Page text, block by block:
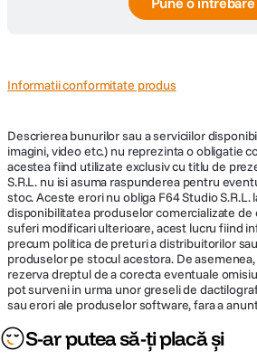
Informatii conformitate produs
Descrierea bunurilor sau a serviciilor
imagini, video etc.) nu reprezinta o obligatie
acestea fiind utilizate exclusiv cu titlu de
S.R.L. nu isi asuma raspunderea pentru
stoc. Aceste erori nu obliga F64 Studio S.R.L.
disponibilitatea produselor comercializate de
suferi modificari ulterioare, acest lucru fiind
precum politica de preturi a distribuitorilor
produselor pe stocul acestora. De asemenea,
rezerva dreptul de a corecta eventuale
pot surveni in urma unor greseli de
sau erori ale produselor software, fara a
S-ar putea să-ți placă și